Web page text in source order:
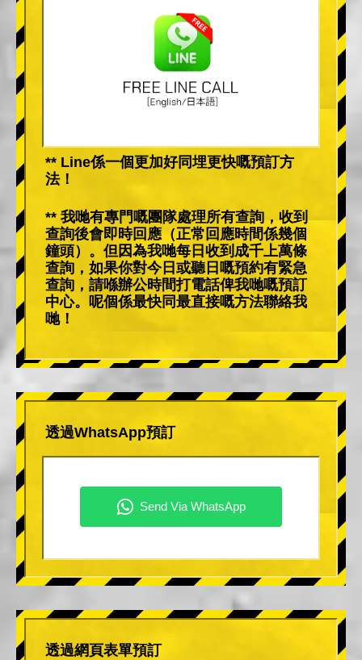
** Line係一個更加好同埋更快嘅預訂方
法！
** 我哋有專門嘅團隊處理所有查詢，收到
查詢後會即時回應（正常回應時間係幾個
鐘頭）。但因為我哋每日收到成千上萬條
查詢，如果你對今日或聽日嘅預約有緊急
查詢，請喺辦公時間打電話俾我哋嘅預訂
中心。呢個係最快同最直接嘅方法聯絡我
哋！
透過WhatsApp預訂
透過網頁表單預訂